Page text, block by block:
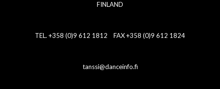
FINLAND
TEL. +358 (0)9 612 1812 FAX +358 (0)9 612 1824
tanssi@danceinfo.fi